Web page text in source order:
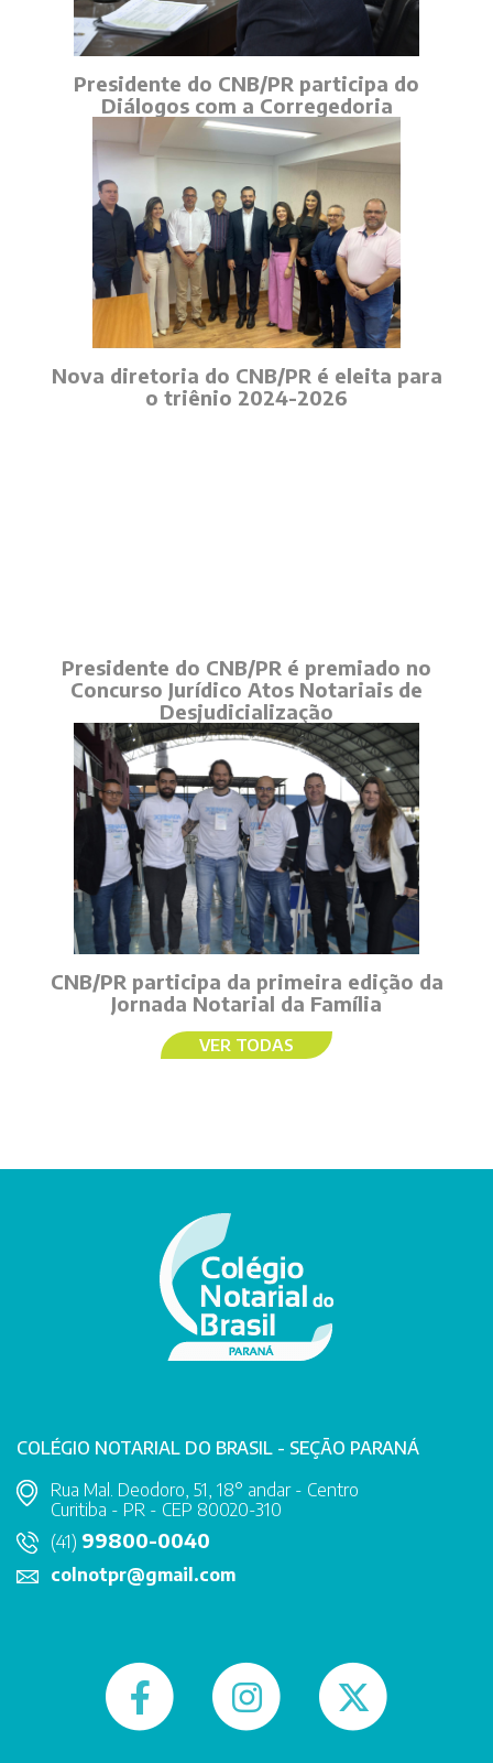
Presidente do CNB/PR participa do
Diálogos com a Corregedoria
Nova diretoria do CNB/PR é eleita para
o triênio 2024-2026
Presidente do CNB/PR é premiado no
Concurso Jurídico Atos Notariais de
Desjudicialização
CNB/PR participa da primeira edição da
Jornada Notarial da Família
VER TODAS
COLÉGIO NOTARIAL DO BRASIL - SEÇÃO PARANÁ
Rua Mal. Deodoro, 51, 18° andar - Centro
Curitiba - PR - CEP 80020-310
(41) 99800-0040
colnotpr@gmail.com